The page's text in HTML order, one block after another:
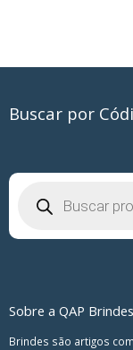
Buscar por
produtos
Sobre a QAP Brindes
Brindes são artigos